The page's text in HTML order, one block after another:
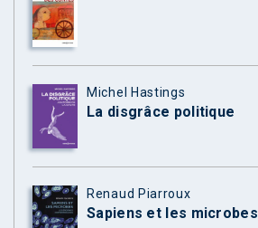
Michel Hastings
La disgrâce politique
Renaud Piarroux
Sapiens et les microbes